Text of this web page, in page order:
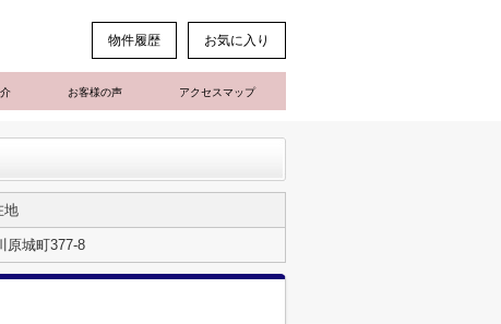
物件履歴 お気に入り
お客様の声 アクセスマップ
地
原城町377-8